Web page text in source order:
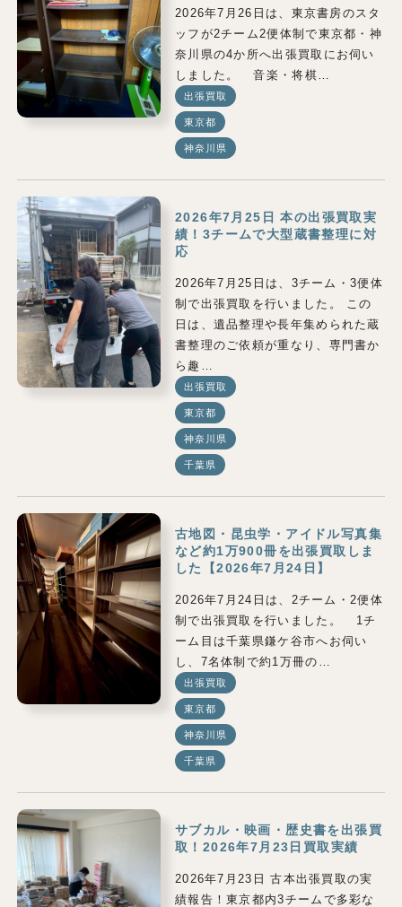
2026年7月26日は、東京書房のスタ
ッフが2チーム2便体制で東京都・神
奈川県の4か所へ出張買取にお伺い
しました。 音楽・将棋…
出張買取
東京都
神奈川県
2026年7月25日 本の出張買取実
績！3チームで大型蔵書整理に対
応
2026年7月25日は、3チーム・3便体
制で出張買取を行いました。 この
日は、遺品整理や長年集められた蔵
書整理のご依頼が重なり、専門書か
ら趣…
出張買取
東京都
神奈川県
千葉県
古地図・昆虫学・アイドル写真集
など約1万900冊を出張買取しま
した【2026年7月24日】
2026年7月24日は、2チーム・2便体
制で出張買取を行いました。 1チ
ーム目は千葉県鎌ケ谷市へお伺い
し、7名体制で約1万冊の…
出張買取
東京都
神奈川県
千葉県
サブカル・映画・歴史書を出張買
取！2026年7月23日買取実績
2026年7月23日 古本出張買取の実
績報告！東京都内3チームで多彩な